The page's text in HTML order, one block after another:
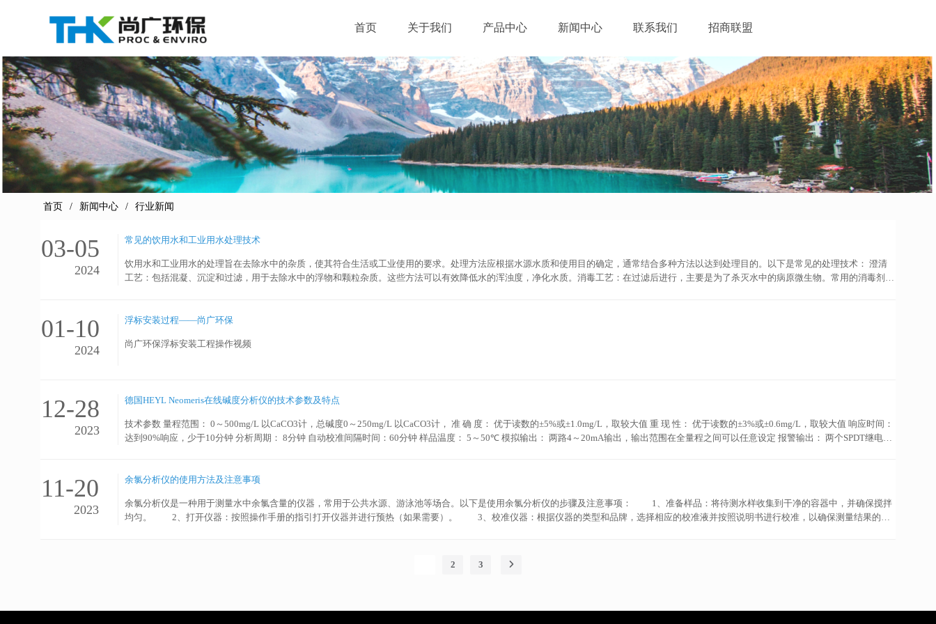
首页 关于我们 产品中心 新闻中心 联系我们 招商联盟
首页 新闻中心 行业新闻
常见的饮用水和工业用水处理技术
03-05
2024
饮用水和工业用水的处理旨在去除水中的杂质，使其符合生活或工业使用的要求。处理方法应根据水源水质和使用目的确定，通常结合多种方法以达到处理目的。以下是常见的处理技术： 澄清
工艺：包括混凝、沉淀和过滤，用于去除水中的浮物和颗粒杂质。这些方法可以有效降低水的浑浊度，净化水质。消毒工艺：在过滤后进行，主要是为了杀灭水中的病原微生物。常用的消毒剂有
系统处理：用于处理工业冷却水系统中产生的热量，以防止设备过热。常用的方法包括冷却塔和喷水冷却池。抗腐蚀、结垢：针对水在使用过程中对金属产生腐蚀和结垢作用的问题，通过投加化
浮标安装过程——尚广环保
01-10
2024 尚广环保浮标安装工程操作视频
德国HEYL Neomeris在线碱度分析仪的技术参数及特点
12-28
2023
技术参数 量程范围： 0～500mg/L 以CaCO3计，总碱度0～250mg/L 以CaCO3计， 准 确 度： 优于读数的±5%或±1.0mg/L，取较大值 重 现 性： 优于读数的±3%或±0.6mg/L，取较大值 响应时间：
达到90%响应，少于10分钟 分析周期： 8分钟 自动校准间隔时间：60分钟 样品温度： 5～50℃ 模拟输出： 两路4～20mA输出，输出范围在全量程之间可以任意设定 报警输出： 两个SPDT继电
护，*实现无人值守 ● 具有自诊断功能，可以将异常情况报告给操作人员 ● 每次分析的水样、试剂的消耗量很少，保证系统容易清洗，没有记忆效应 ● 隔热系统设计- 保证化学反应在恒温条件下
余氯分析仪的使用方法及注意事项
11-20
2023
余氯分析仪是一种用于测量水中余氯含量的仪器，常用于公共水源、游泳池等场合。以下是使用余氯分析仪的步骤及注意事项： 1、准备样品：将待测水样收集到干净的容器中，并确保搅拌
均匀。 2、打开仪器：按照操作手册的指引打开仪器并进行预热（如果需要）。 3、校准仪器：根据仪器的类型和品牌，选择相应的校准液并按照说明书进行校准，以确保测量结果的准
确使用校准液：校准液的使用和保存应按照说明书的要求进行，以避免误差产生。 4、避免交叉污染：为了避免样品之间的交叉污染，应在每次测试之前将仪器彻底清洗干净。 5、定期
2 3